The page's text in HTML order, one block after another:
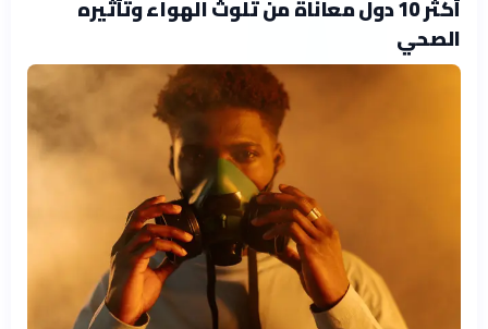
أكثر 10 دول معاناة من تلوث الهواء وتأثيره
الصحي